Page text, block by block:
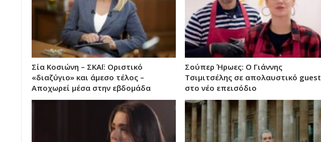
Σία Κοσιώνη – ΣΚΑΪ: Οριστικό
«διαζύγιο» και άμεσο τέλος –
Αποχωρεί μέσα στην εβδομάδα
Σούπερ Ήρωες: Ο Γιάννης
Τσιμιτσέλης σε απολαυστικό guest
στο νέο επεισόδιο